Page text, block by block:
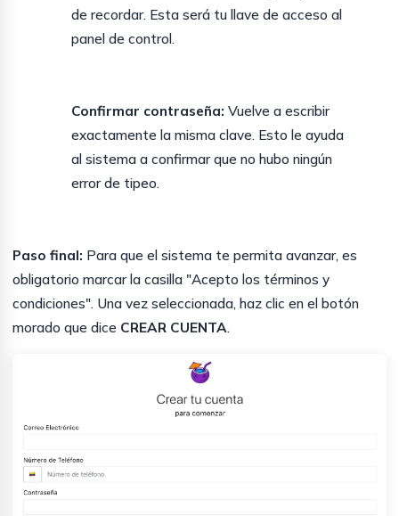
de recordar. Esta será tu llave de acceso al
panel de control.
Confirmar contraseña: Vuelve a escribir
exactamente la misma clave. Esto le ayuda
al sistema a confirmar que no hubo ningún
error de tipeo.
Paso final: Para que el sistema te permita avanzar, es
obligatorio marcar la casilla "Acepto los términos y
condiciones". Una vez seleccionada, haz clic en el botón
morado que dice CREAR CUENTA.